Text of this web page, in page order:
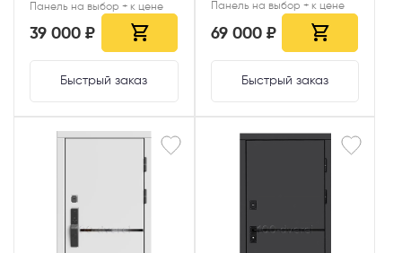
Панель на выбор + к цене
39 000 ₽
Быстрый заказ
Панель на выбор + к цене
69 000 ₽
Быстрый заказ
Telegram
Политикой конфиденциальности
согласие на
обработку персональных данных